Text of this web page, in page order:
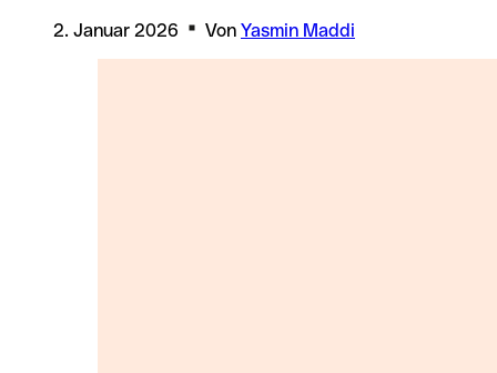
2. Januar 2026 Von Yasmin Maddi